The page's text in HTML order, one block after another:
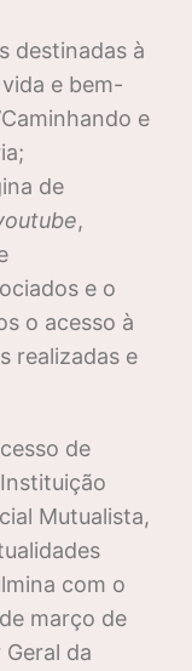
destinadas à
e bem-
e
de
,
e o
o acesso à
realizadas e
de
Mutualista,
com o
março de
da